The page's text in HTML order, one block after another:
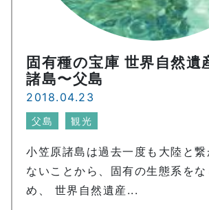
固有種の宝庫 世界自然遺
諸島〜父島
2018.04.23
父島 観光
小笠原諸島は過去一度も大陸と
ないことから、固有の生態系をな
め、 世界自然遺産...